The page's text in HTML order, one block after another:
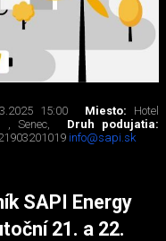
15:00 Miesto: Hotel
, Senec,
Druh podujatia:
info@sapi.sk
SAPI Energy
21. a 22.